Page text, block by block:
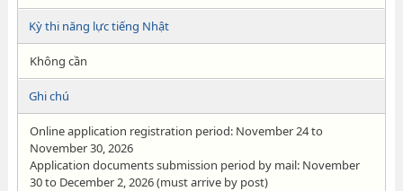
Kỳ thi năng lực tiếng Nhật
Không cần
Ghi chú
Online application registration period: November 24 to
November 30, 2026
Application documents submission period by mail: November
30 to December 2, 2026 (must arrive by post)